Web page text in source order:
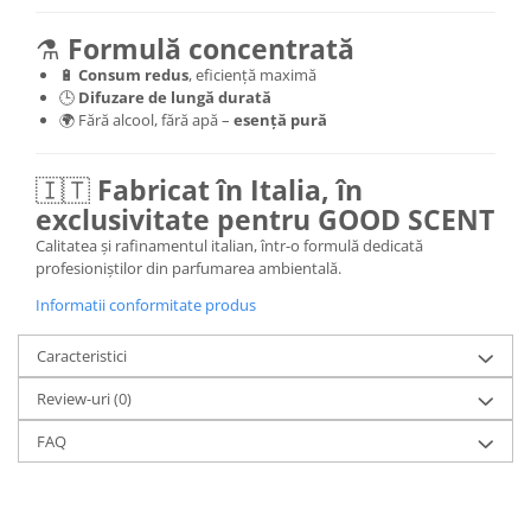
⚗️ Formulă concentrată
🔋 Consum redus, eficiență maximă
🕒 Difuzare de lungă durată
🌍 Fără alcool, fără apă – esență pură
🇮🇹 Fabricat în Italia, în
exclusivitate pentru GOOD SCENT
Calitatea și rafinamentul italian, într-o formulă dedicată
profesioniștilor din parfumarea ambientală.
Informatii conformitate produs
Caracteristici
Review-uri(0)
FAQ